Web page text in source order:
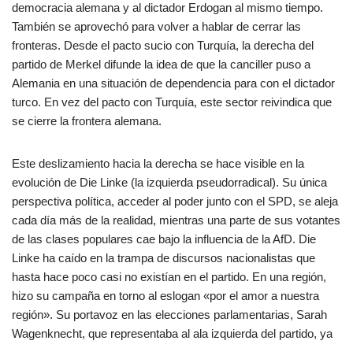
democracia alemana y al dictador Erdogan al mismo tiempo.
También se aprovechó para volver a hablar de cerrar las
fronteras. Desde el pacto sucio con Turquía, la derecha del
partido de Merkel difunde la idea de que la canciller puso a
Alemania en una situación de dependencia para con el dictador
turco. En vez del pacto con Turquía, este sector reivindica que
se cierre la frontera alemana.
Este deslizamiento hacia la derecha se hace visible en la
evolución de Die Linke (la izquierda pseudorradical). Su única
perspectiva política, acceder al poder junto con el SPD, se aleja
cada día más de la realidad, mientras una parte de sus votantes
de las clases populares cae bajo la influencia de la AfD. Die
Linke ha caído en la trampa de discursos nacionalistas que
hasta hace poco casi no existían en el partido. En una región,
hizo su campaña en torno al eslogan «por el amor a nuestra
región». Su portavoz en las elecciones parlamentarias, Sarah
Wagenknecht, que representaba al ala izquierda del partido, ya